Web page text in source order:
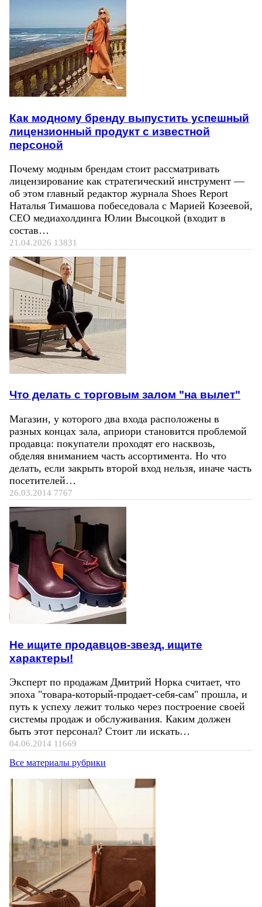
Как модному бренду выпустить успешный
лицензионный продукт с известной
персоной
Почему модным брендам стоит рассматривать
лицензирование как стратегический инструмент —
об этом главный редактор журнала Shoes Report
Наталья Тимашова побеседовала с Марией Козеевой,
СЕО медиахолдинга Юлии Высоцкой (входит в
состав…
21.04.2026 13831
Что делать с торговым залом "на вылет"
Магазин, у которого два входа расположены в
разных концах зала, априори становится проблемой
продавца: покупатели проходят его насквозь,
обделяя вниманием часть ассортимента. Но что
делать, если закрыть второй вход нельзя, иначе часть
посетителей…
26.03.2014 7767
Не ищите продавцов-звезд, ищите
характеры!
Эксперт по продажам Дмитрий Норка считает, что
эпоха "товара-который-продает-себя-сам" прошла, и
путь к успеху лежит только через построение своей
системы продаж и обслуживания. Каким должен
быть этот персонал? Стоит ли искать…
04.06.2014 11669
Все материалы рубрики